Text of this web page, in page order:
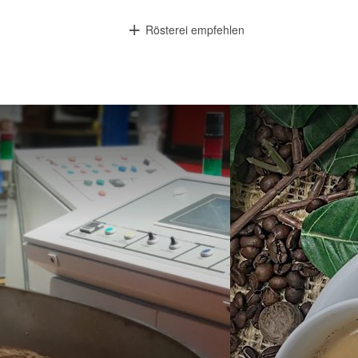
Rösterei empfehlen